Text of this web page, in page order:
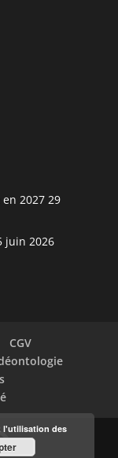
2027 29
juin 2026
CGV
l'utilisation des